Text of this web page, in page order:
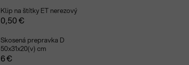
Klip na štítky ET nerezový
0,50 €
Skosená prepravka D
50x31x20(v) cm
6 €